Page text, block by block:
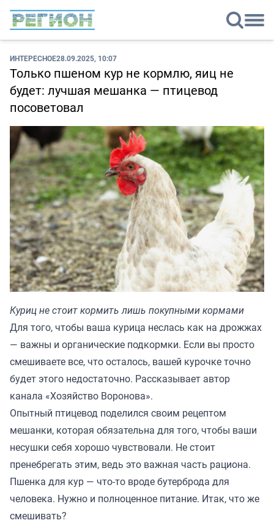
ИНТЕРЕСНОЕ28.09.2025, 10:07
Только пшеном кур не кормлю, яиц не
будет: лучшая мешанка — птицевод
посоветовал
Куриц не стоит кормить лишь покупными кормами
Для того, чтобы ваша курица неслась как на дрожжах
— важны и органические подкормки. Если вы просто
смешиваете все, что осталось, вашей курочке точно
будет этого недостаточно. Рассказывает автор
канала «Хозяйство Воронова».
Опытный птицевод поделился своим рецептом
мешанки, которая обязательна для того, чтобы ваши
несушки себя хорошо чувствовали. Не стоит
пренебрегать этим, ведь это важная часть рациона.
Пшенка для кур — что-то вроде бутерброда для
человека. Нужно и полноценное питание. Итак, что же
смешивать?